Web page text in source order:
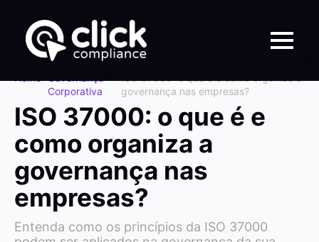
Corporativa
governança nas empresas?
ISO 37000: o que é e
como organiza a
governança nas
empresas?
Entenda como os princípios da ISO 37000